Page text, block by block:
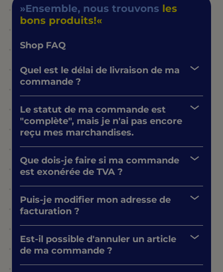
Ensemble, nous trouvons les
bons produits!
Shop FAQ
Quel est le délai de livraison de ma
commande ?
Le statut de ma commande est
"complète", mais je n'ai pas encore
reçu mes marchandises.
Que dois-je faire si ma commande
est exonérée de TVA ?
Puis-je modifier mon adresse de
facturation ?
Est-il possible d'annuler un article
de ma commande ?